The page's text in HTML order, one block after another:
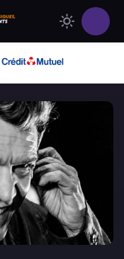
Changer
de
RIFFX
Thème
clair